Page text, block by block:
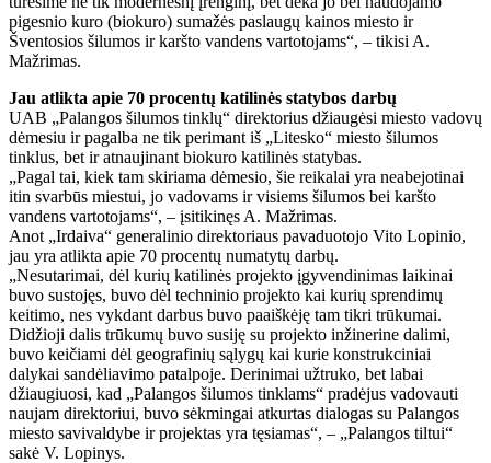
pigesnio kuro (biokuro) sumažės paslaugų kainos miesto ir
Šventosios šilumos ir karšto vandens vartotojams“, – tikisi A.
Mažrimas.
Jau atlikta apie 70 procentų katilinės statybos darbų
UAB „Palangos šilumos tinklų“ direktorius džiaugėsi miesto vadovų
dėmesiu ir pagalba ne tik perimant iš „Litesko“ miesto šilumos
tinklus, bet ir atnaujinant biokuro katilinės statybas.
„Pagal tai, kiek tam skiriama dėmesio, šie reikalai yra neabejotinai
itin svarbūs miestui, jo vadovams ir visiems šilumos bei karšto
vandens vartotojams“, – įsitikinęs A. Mažrimas.
Anot „Irdaiva“ generalinio direktoriaus pavaduotojo Vito Lopinio,
jau yra atlikta apie 70 procentų numatytų darbų.
„Nesutarimai, dėl kurių katilinės projekto įgyvendinimas laikinai
buvo sustojęs, buvo dėl techninio projekto kai kurių sprendimų
keitimo, nes vykdant darbus buvo paaiškėję tam tikri trūkumai.
Didžioji dalis trūkumų buvo susiję su projekto inžinerine dalimi,
buvo keičiami dėl geografinių sąlygų kai kurie konstrukciniai
dalykai sandėliavimo patalpoje. Derinimai užtruko, bet labai
džiaugiuosi, kad „Palangos šilumos tinklams“ pradėjus vadovauti
naujam direktoriui, buvo sėkmingai atkurtas dialogas su Palangos
miesto savivaldybe ir projektas yra tęsiamas“, – „Palangos tiltui“
sakė V. Lopinys.